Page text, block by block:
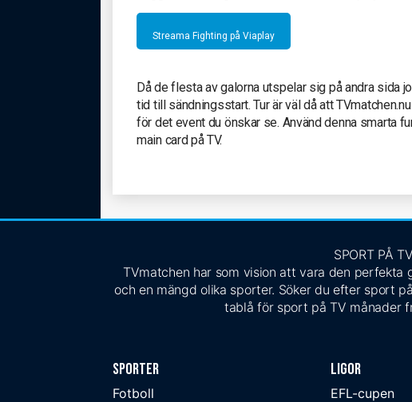
Streama Fighting på Viaplay
Då de flesta av galorna utspelar sig på andra sida
tid till sändningsstart. Tur är väl då att
för det event du önskar se. Använd denna smarta
main card på TV.
SPORT PÅ
TVmatchen har som vision att vara den perfekta
och en mängd olika sporter. Söker du efter sport
tablå för sport på TV månader
Sporter
Fotboll
Ligor
EFL-cupen